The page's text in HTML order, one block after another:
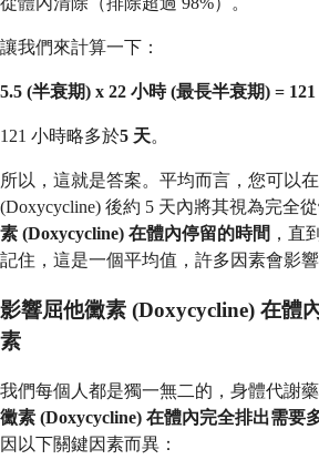
讓我們來計算一下：
5.5 (半衰期) x 22 小時 (最長半衰期) =
121 小時略多於5 天。
所以，這就是答案。平均而言，您可以
(Doxycycline) 後約 5 天內將其視為完全
素 (Doxycycline) 在體內停留的時間 ，直
記住，這是一個平均值，許多因素會影響
影響屈他黴素 (Doxycycline) 在體
素
我們每個人都是獨一無二的，身體代謝藥
黴素 (Doxycycline) 在體內完全排出需要
因以下關鍵因素而異：